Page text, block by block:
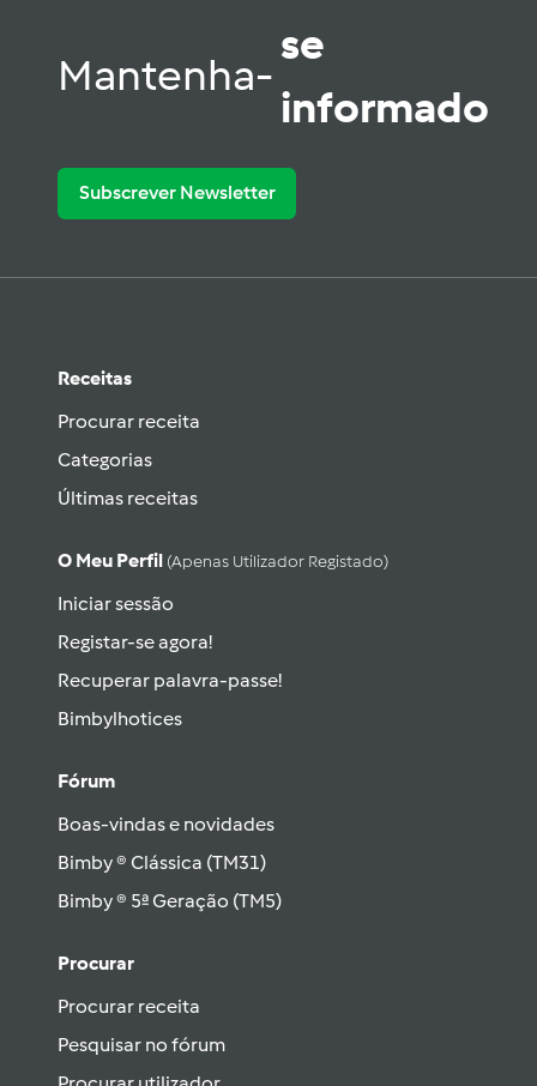
Mantenha-
se
informado
Subscrever Newsletter
Receitas
Procurar receita
Categorias
Últimas receitas
O Meu Perfil (apenas Utilizador Registado)
Iniciar sessão
Registar-se agora!
Recuperar palavra-passe!
Bimbylhotices
Fórum
Boas-vindas e novidades
Bimby ® Clássica (TM31)
Bimby ® 5ª Geração (TM5)
Procurar
Procurar receita
Pesquisar no fórum